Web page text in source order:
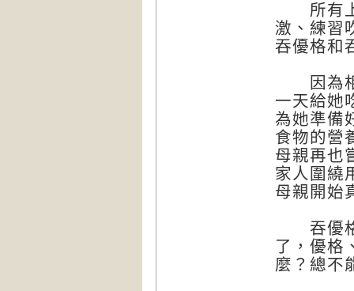
所有上
激、練習
吞優格和
因為相
一天給她
為她準備
食物的營
母親再也
家人圍繞
母親開始
吞優格
了，優格
麼？總不